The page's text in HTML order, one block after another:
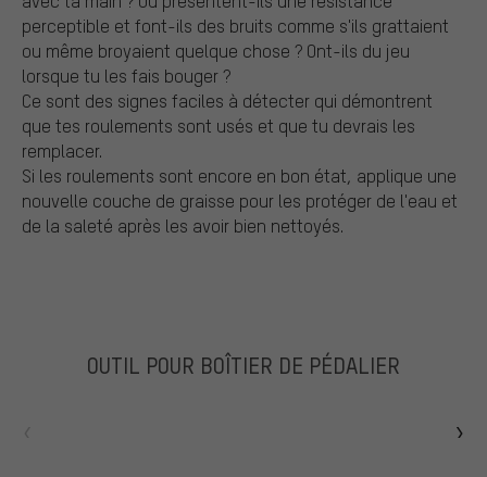
perceptible et font-ils des bruits comme s'ils grattaient
ou même broyaient quelque chose ? Ont-ils du jeu
lorsque tu les fais bouger ?
Ce sont des signes faciles à détecter qui démontrent
que tes roulements sont usés et que tu devrais les
remplacer.
Si les roulements sont encore en bon état, applique une
nouvelle couche de graisse pour les protéger de l'eau et
de la saleté après les avoir bien nettoyés.
OUTIL POUR BOÎTIER DE PÉDALIER